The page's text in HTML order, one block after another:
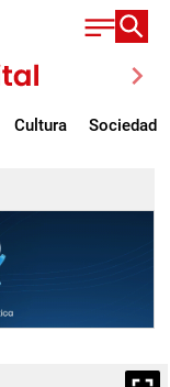
chevron_right
Cultura Sociedad